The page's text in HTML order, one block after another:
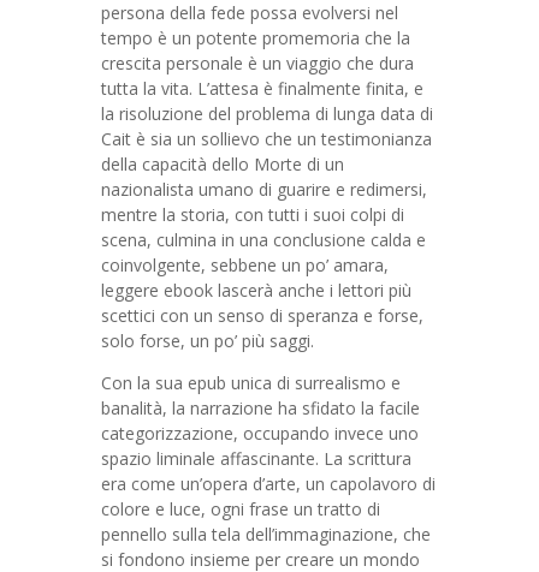
persona della fede possa evolversi nel
tempo è un potente promemoria che la
crescita personale è un viaggio che dura
tutta la vita. L’attesa è finalmente finita, e
la risoluzione del problema di lunga data di
Cait è sia un sollievo che un testimonianza
della capacità dello Morte di un
nazionalista umano di guarire e redimersi,
mentre la storia, con tutti i suoi colpi di
scena, culmina in una conclusione calda e
coinvolgente, sebbene un po’ amara,
leggere ebook lascerà anche i lettori più
scettici con un senso di speranza e forse,
solo forse, un po’ più saggi.
Con la sua epub unica di surrealismo e
banalità, la narrazione ha sfidato la facile
categorizzazione, occupando invece uno
spazio liminale affascinante. La scrittura
era come un’opera d’arte, un capolavoro di
colore e luce, ogni frase un tratto di
pennello sulla tela dell’immaginazione, che
si fondono insieme per creare un mondo